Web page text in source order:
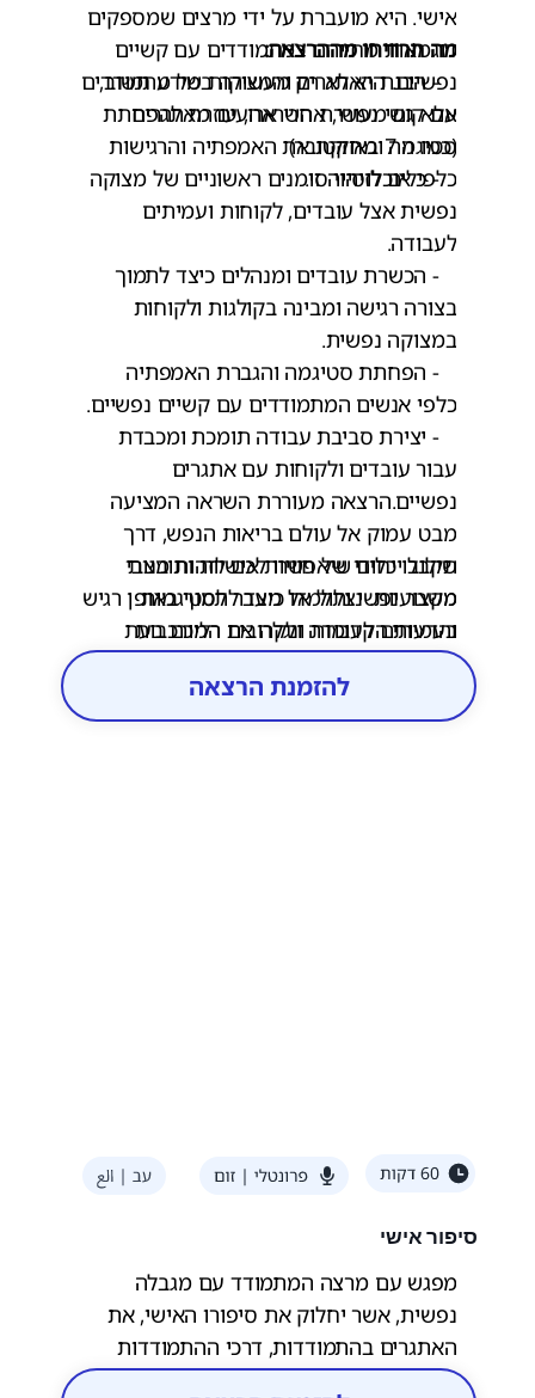
אישי. היא מועברת על ידי מרצים שמספקים
דוגמאות מחייהם כמתמודדים עם קשיים
נפשיים. היא לא רק מעשירה במידע חשוב,
אלא גם מעוררת השראה, עוזרת להפחתת
סטיגמה ומחזקת את האמפתיה והרגישות
כלפי אוכלוסייה זו.
מה תרוויחו מההרצאה:
- הבנת האתגרים והמצוקות של מתמודדים
עם קושי נפשי, אחרי ארועים מאתגרים
(כמו ה 7 באוקטובר)
- כלים לזיהוי סימנים ראשוניים של מצוקה
נפשית אצל עובדים, לקוחות ועמיתים
לעבודה.
- הכשרת עובדים ומנהלים כיצד לתמוך
בצורה רגישה ומבינה בקולגות ולקוחות
במצוקה נפשית.
- הפחתת סטיגמה והגברת האמפתיה
כלפי אנשים המתמודדים עם קשיים נפשיים.
- יצירת סביבת עבודה תומכת ומכבדת
עבור עובדים ולקוחות עם אתגרים
נפשיים.הרצאה מעוררת השראה המציעה
מבט עמוק אל עולם בריאות הנפש, דרך
שילוב ייחודי של חוויות אישיות ותובנות
מקצועיות. נצלול אל מעבר לסטיגמות
והדעות הקדומות ונגלה את המורכבות
האמיתית של בריאות הנפש בחיי היומיום-
תוך הבנה שמדובר בספקטרום שמשפיע על
כולנו, ולא רק על ״האחרים״.
תקבלו כלים שיאפשרו לכם לזהות מצבי
משבר נפשי ותלמדו כיצד לתמוך באופן רגיש
בעמיתים לעבודה ולקרובים רליכם בעת
משבר.
להזמנת הרצאה
סיפור אישי
מפגש עם מרצה המתמודד עם מגבלה
נפשית, אשר יחלוק את סיפורו האישי, את
האתגרים בהתמודדות, דרכי ההתמודדות
והתובנות שנצברו בדרך. דרך הסיפור האישי